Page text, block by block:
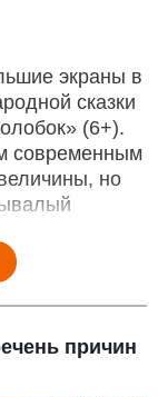
экраны в
сказки
(6+).
современным
но
причин